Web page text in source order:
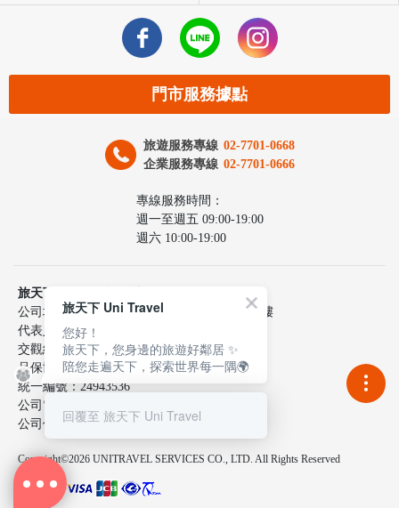
門市服務據點
旅遊服務專線 02-7701-0668
企業服務專線 02-7701-0666
專線服務時間：
週一至週五 09:00-19:00
週六 10:00-19:00
旅天下聯合國際旅行社股份有限公司
公司地址：台北市中山區民生東路三段10號6樓
代表人：李嘉寅
交觀綜217100號
品保協會2137號
統一編號：24943536
公司電話：02-7701-0660
公司傳真：02-2515-9801
Copyright©2026 UNITRAVEL SERVICES CO., LTD. All Rights Reserved
旅天下 Uni Travel
您好！
旅天下，您身邊的旅遊好鄰居 ✨
陪您走遍天下，探索世界每一隅🌍
回覆至 旅天下 Uni Travel